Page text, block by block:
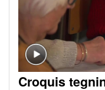
Croquis